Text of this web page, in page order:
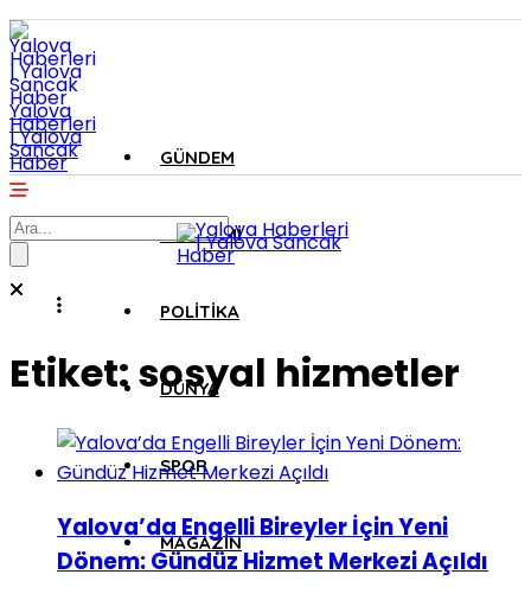
Yalova
Haberleri
| Yalova
Sancak
Haber GÜNDEM
EKONOMI
POLITIKA
DÜNYA
SPOR
MAGAZIN
Etiket:sosyal hizmetler
Yalova’da Engelli Bireyler İçin Yeni
Dönem: Gündüz Hizmet Merkezi Açıldı